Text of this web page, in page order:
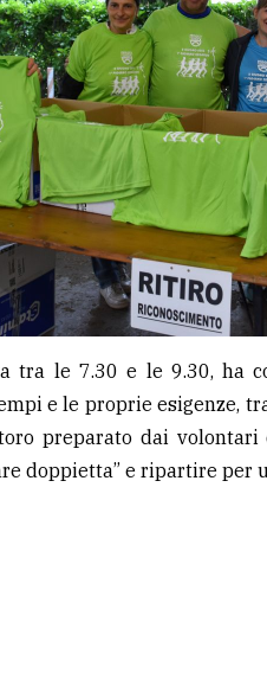
tra le 7.30 e le 9.30, ha
e le proprie esigenze,
preparato dai
doppietta” e ripartire per